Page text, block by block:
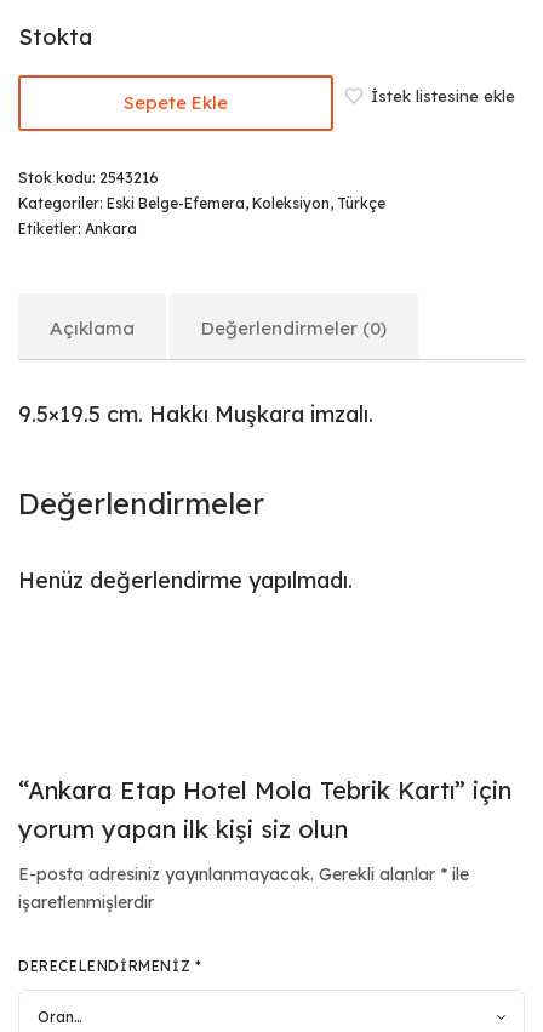
₺119,00.
fiyat:
₺99,99.
Stokta
Sepete Ekle İstek listesine ekle
Stok kodu: 2543216
Kategoriler: Eski Belge-Efemera, Koleksiyon, Türkçe
Etiketler: Ankara
Açıklama Değerlendirmeler (0)
9.5×19.5 cm. Hakkı Muşkara imzalı.
Değerlendirmeler
Henüz değerlendirme yapılmadı.
“Ankara Etap Hotel Mola Tebrik Kartı” için
yorum yapan ilk kişi siz olun
E-posta adresiniz yayınlanmayacak. Gerekli alanlar * ile
işaretlenmişlerdir
DERECELENDIRMENIZ *